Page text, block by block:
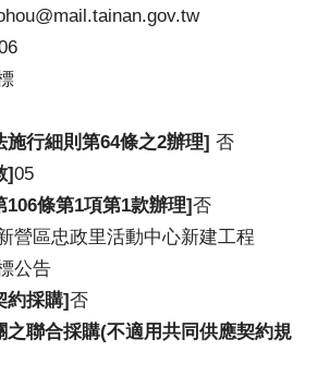
行細則第64條之2辦理] 否
]05
條第1項第1款辦理]否
營區忠政里活動中心新建工程
公告
約採購]否
之聯合採購(不適用共同供應契約規